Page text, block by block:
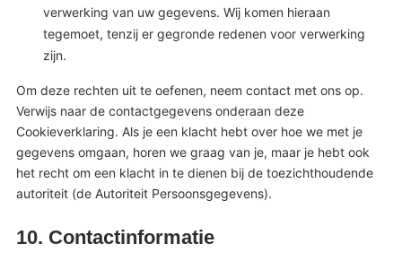
verwerking van uw gegevens. Wij komen hieraan
tegemoet, tenzij er gegronde redenen voor verwerking
zijn.
Om deze rechten uit te oefenen, neem contact met ons op.
Verwijs naar de contactgegevens onderaan deze
Cookieverklaring. Als je een klacht hebt over hoe we met je
gegevens omgaan, horen we graag van je, maar je hebt ook
het recht om een klacht in te dienen bij de toezichthoudende
autoriteit (de Autoriteit Persoonsgegevens).
10. Contactinformatie